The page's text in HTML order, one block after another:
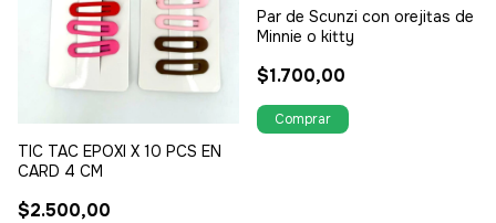
TIC TAC EPOXI X 10 PCS EN
CARD 4 CM
$2.500,00
Par de Scunzi con orejitas de
Minnie o kitty
$1.700,00